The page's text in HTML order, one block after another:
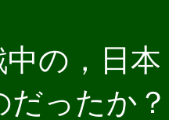
の，日本
ったか？